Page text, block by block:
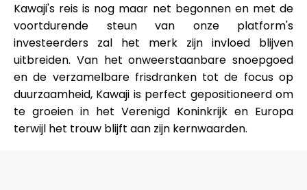
Kawaji's reis is nog maar net begonnen en met de
voortdurende steun van onze platform's
investeerders zal het merk zijn invloed blijven
uitbreiden. Van het onweerstaanbare snoepgoed
en de verzamelbare frisdranken tot de focus op
duurzaamheid, Kawaji is perfect gepositioneerd om
te groeien in het Verenigd Koninkrijk en Europa
terwijl het trouw blijft aan zijn kernwaarden.